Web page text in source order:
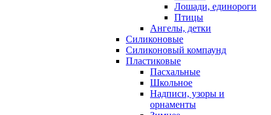
Лошади, единороги
Птицы
Ангелы, детки
Силиконовые
Силиконовый компаунд
Пластиковые
Пасхальные
Школьное
Надписи, узоры и
орнаменты